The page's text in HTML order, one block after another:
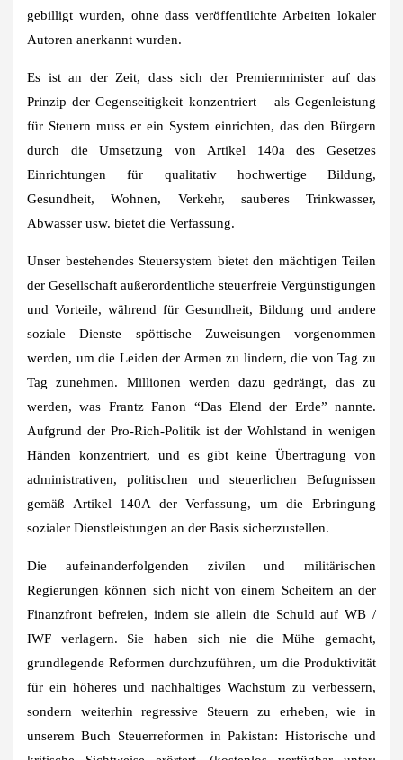
gebilligt wurden, ohne dass veröffentlichte Arbeiten lokaler
Autoren anerkannt wurden.
Es ist an der Zeit, dass sich der Premierminister auf das
Prinzip der Gegenseitigkeit konzentriert – als Gegenleistung
für Steuern muss er ein System einrichten, das den Bürgern
durch die Umsetzung von Artikel 140a des Gesetzes
Einrichtungen für qualitativ hochwertige Bildung,
Gesundheit, Wohnen, Verkehr, sauberes Trinkwasser,
Abwasser usw. bietet die Verfassung.
Unser bestehendes Steuersystem bietet den mächtigen Teilen
der Gesellschaft außerordentliche steuerfreie Vergünstigungen
und Vorteile, während für Gesundheit, Bildung und andere
soziale Dienste spöttische Zuweisungen vorgenommen
werden, um die Leiden der Armen zu lindern, die von Tag zu
Tag zunehmen. Millionen werden dazu gedrängt, das zu
werden, was Frantz Fanon “Das Elend der Erde” nannte.
Aufgrund der Pro-Rich-Politik ist der Wohlstand in wenigen
Händen konzentriert, und es gibt keine Übertragung von
administrativen, politischen und steuerlichen Befugnissen
gemäß Artikel 140A der Verfassung, um die Erbringung
sozialer Dienstleistungen an der Basis sicherzustellen.
Die aufeinanderfolgenden zivilen und militärischen
Regierungen können sich nicht von einem Scheitern an der
Finanzfront befreien, indem sie allein die Schuld auf WB /
IWF verlagern. Sie haben sich nie die Mühe gemacht,
grundlegende Reformen durchzuführen, um die Produktivität
für ein höheres und nachhaltiges Wachstum zu verbessern,
sondern weiterhin regressive Steuern zu erheben, wie in
unserem Buch Steuerreformen in Pakistan: Historische und